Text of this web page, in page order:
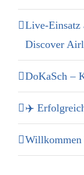
Live-
Discover
DoKaSch –
✈️
Willkommen